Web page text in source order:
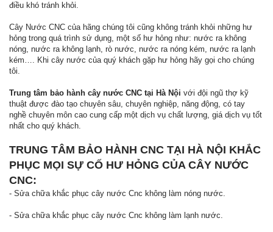
điều khó tránh khỏi.
Cây Nước CNC của hãng chúng tôi cũng không tránh khỏi những hư
hỏng trong quá trình sử dụng, một số hư hỏng như: nước ra không
nóng, nước ra không lạnh, rò nước, nước ra nóng kém, nước ra lạnh
kém…. Khi cây nước của quý khách gặp hư hỏng hãy gọi cho chúng
tôi.
Trung tâm bảo hành cây nước CNC tại Hà Nội với đội ngũ thợ kỹ
thuật được đào tạo chuyên sâu, chuyên nghiệp, năng động, có tay
nghề chuyên môn cao cung cấp một dịch vụ chất lượng, giá dịch vụ tốt
nhất cho quý khách.
TRUNG TÂM BẢO HÀNH CNC TẠI HÀ NỘI KHẮC
PHỤC MỌI SỰ CỐ HƯ HỎNG CỦA CÂY NƯỚC
CNC:
- Sửa chữa khắc phục cây nước Cnc không làm nóng nước.
- Sửa chữa khắc phục cây nước Cnc không làm lạnh nước.